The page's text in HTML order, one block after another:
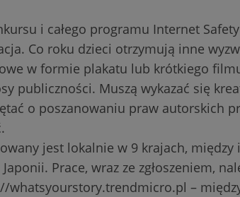
i całego programu Internet
Co roku dzieci otrzymują inne
w formie plakatu lub krótkiego
publiczności. Muszą wykazać się
o poszanowaniu praw autorskich
jest lokalnie w 9 krajach, między
Prace, wraz ze zgłoszeniem,
whatsyourstory.trendmicro.pl –